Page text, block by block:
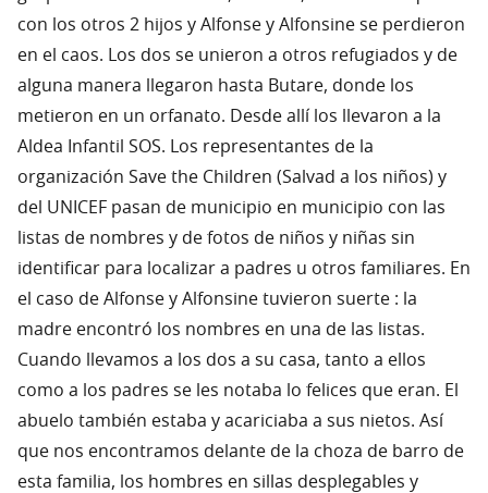
con los otros 2 hijos y Alfonse y Alfonsine se perdieron
en el caos. Los dos se unieron a otros refugiados y de
alguna manera llegaron hasta Butare, donde los
metieron en un orfanato. Desde allí los llevaron a la
Aldea Infantil SOS. Los representantes de la
organización Save the Children (Salvad a los niños) y
del UNICEF pasan de municipio en municipio con las
listas de nombres y de fotos de niños y niñas sin
identificar para localizar a padres u otros familiares. En
el caso de Alfonse y Alfonsine tuvieron suerte : la
madre encontró los nombres en una de las listas.
Cuando llevamos a los dos a su casa, tanto a ellos
como a los padres se les notaba lo felices que eran. El
abuelo también estaba y acariciaba a sus nietos. Así
que nos encontramos delante de la choza de barro de
esta familia, los hombres en sillas desplegables y